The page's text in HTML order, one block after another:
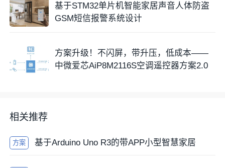
基于STM32单片机智能家居声音人体防盗
GSM短信报警系统设计
方案升级！不闪屏，带升压，低成本——
中微爱芯AiP8M2116S空调遥控器方案2.0
相关推荐
方案 基于Arduino Uno R3的带APP小型智慧家居